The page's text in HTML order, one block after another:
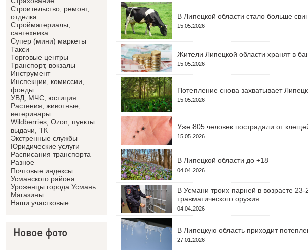
Строительство, ремонт,
отделка
Cтройматериалы,
сантехника
Супер (мини) маркеты
Такси
Торговые центры
Транспорт, вокзалы
Инструмент
Инспекции, комиссии,
фонды
УВД, МЧС, юстиция
Растения, животные,
ветеринары
Wildberries, Ozon, пункты
выдачи, ТК
Экстренные службы
Юридические услуги
Расписания транспорта
Разное
Почтовые индексы
Усманского района
Уроженцы города Усмань
Магазины
Наши участковые
Новое фото
В Липецкой области стало больше
15.05.2026
Жители Липецкой области хранят в
15.05.2026
Потепление снова захватывает
15.05.2026
Уже 805 человек пострадали от
15.05.2026
В Липецкой области до +18
04.04.2026
В Усмани троих парней в возрасте 23-
травматического оружия.
04.04.2026
В Липецкую область приходит
27.01.2026